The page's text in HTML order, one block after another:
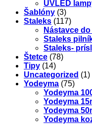
UVLED
Šablóny (3)
Staleks (117)
Nástavce
Staleks
Staleks-
Štetce (78)
Tipy (14)
Uncategorized (1)
Yodeyma (75)
Yodeyma
Yodeyma
Yodeyma
Yodeyma